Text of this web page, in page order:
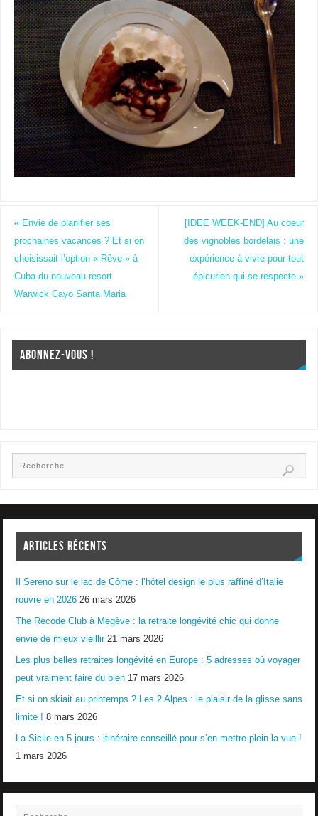
«Envie de planifier ses
prochaines vacances ? Et si on
choisissait l’option « Rêve » à
Cuba du nouveau resort
Warwick Cayo Santa Maria
[IDEE WEEK-END] Au coeur
des vignobles bordelais : une
expérience à vivre pour tout
épicurien qui se respecte»
ABONNEZ-VOUS !
ARTICLES RÉCENTS
Il Sereno sur le lac de Côme : l’hôtel design le plus raffiné d’Italie
rouvre en 2026 26 mars 2026
The Recode Club à Megève : la retraite longévité chic qui donne
envie de mieux vieillir 21 mars 2026
Les plus belles retraites longévité en Europe : 5 adresses où voyager
peut vraiment faire du bien 17 mars 2026
Et si on skiait au printemps ? Les 2 Alpes : le plaisir de la glisse sans
limite ! 8 mars 2026
La Sicile en 5 jours : itinéraire conseillé pour s’en mettre plein la vue !
1 mars 2026